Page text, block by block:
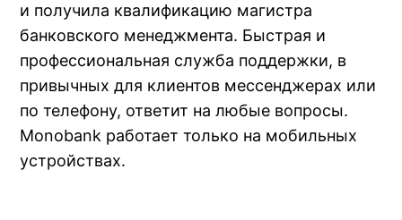
и получила квалификацию магистра
банковского менеджмента. Быстрая и
профессиональная служба поддержки, в
привычных для клиентов мессенджерах или
по телефону, ответит на любые вопросы.
Monobank работает только на мобильных
устройствах.